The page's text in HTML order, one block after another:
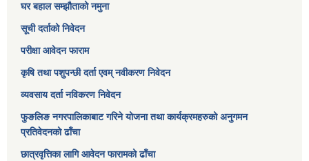
घर बहाल सम्झौताको नमुना
सूची दर्ताको निवेदन
परीक्षा आवेदन फाराम
कृषि तथा पशुपन्छी दर्ता एवम् नवीकरण निवेदन
व्यवसाय दर्ता नविकरण निवेदन
फुङलिङ नगरपालिकाबाट गरिने योजना तथा कार्यक्रमहरुको अनुगमन
प्रतिवेदनको ढाँचा
छात्रवृत्तिका लागि आवेदन फारामको ढाँचा